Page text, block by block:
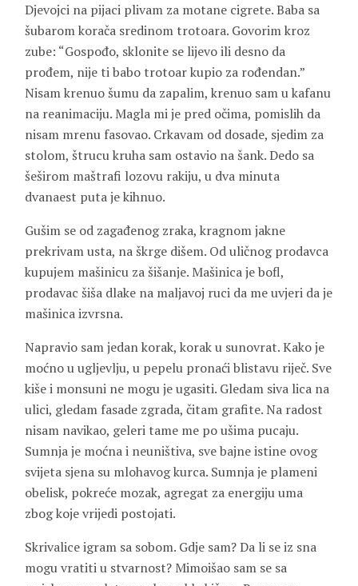
Djevojci na pijaci plivam za motane cigrete. Baba sa
šubarom korača sredinom trotoara. Govorim kroz
zube: “Gospođo, sklonite se lijevo ili desno da
prođem, nije ti babo trotoar kupio za rođendan.”
Nisam krenuo šumu da zapalim, krenuo sam u kafanu
na reanimaciju. Magla mi je pred očima, pomislih da
nisam mrenu fasovao. Crkavam od dosade, sjedim za
stolom, štrucu kruha sam ostavio na šank. Dedo sa
šeširom maštrafi lozovu rakiju, u dva minuta
dvanaest puta je kihnuo.
Gušim se od zagađenog zraka, kragnom jakne
prekrivam usta, na škrge dišem. Od uličnog prodavca
kupujem mašinicu za šišanje. Mašinica je bofl,
prodavac šiša dlake na maljavoj ruci da me uvjeri da je
mašinica izvrsna.
Napravio sam jedan korak, korak u sunovrat. Kako je
moćno u ugljevlju, u pepelu pronaći blistavu riječ. Sve
kiše i monsuni ne mogu je ugasiti. Gledam siva lica na
ulici, gledam fasade zgrada, čitam grafite. Na radost
nisam navikao, geleri tame me po ušima pucaju.
Sumnja je moćna i neuništiva, sve bajne istine ovog
svijeta sjena su mlohavog kurca. Sumnja je plameni
obelisk, pokreće mozak, agregat za energiju uma
zbog koje vrijedi postojati.
Skrivalice igram sa sobom. Gdje sam? Da li se iz sna
mogu vratiti u stvarnost? Mimoišao sam se sa